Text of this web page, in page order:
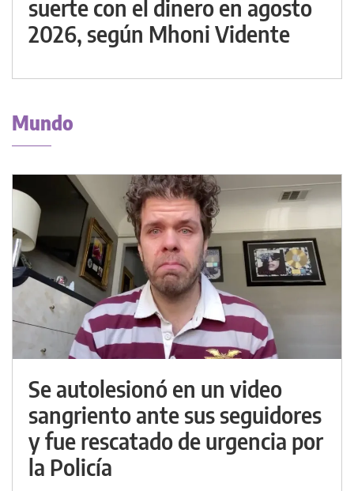
suerte con el dinero en agosto
2026, según Mhoni Vidente
Mundo
Se autolesionó en un video
sangriento ante sus seguidores
y fue rescatado de urgencia por
la Policía